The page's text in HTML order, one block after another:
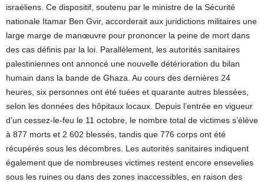
israéliens. Ce dispositif, soutenu par le ministre de la Sécurité
nationale Itamar Ben Gvir, accorderait aux juridictions militaires une
large marge de manœuvre pour prononcer la peine de mort dans
des cas définis par la loi. Parallèlement, les autorités sanitaires
palestiniennes ont annoncé une nouvelle détérioration du bilan
humain dans la bande de Ghaza. Au cours des dernières 24
heures, six personnes ont été tuées et quarante autres blessées,
selon les données des hôpitaux locaux. Depuis l’entrée en vigueur
d’un cessez-le-feu le 11 octobre, le nombre total de victimes s’élève
à 877 morts et 2 602 blessés, tandis que 776 corps ont été
récupérés sous les décombres. Les autorités sanitaires indiquent
également que de nombreuses victimes restent encore ensevelies
sous les ruines ou dans des zones inaccessibles, en raison des